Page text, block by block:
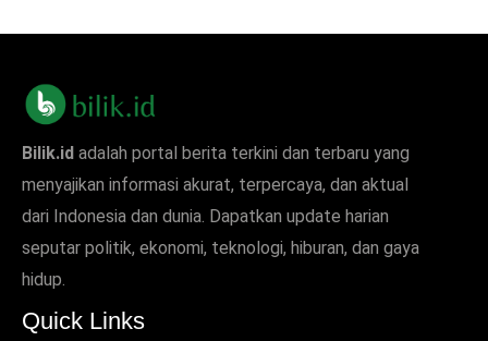
Bilik.id adalah portal berita terkini dan terbaru yang
menyajikan informasi akurat, terpercaya, dan aktual
dari Indonesia dan dunia. Dapatkan update harian
seputar politik, ekonomi, teknologi, hiburan, dan gaya
hidup.
Quick Links